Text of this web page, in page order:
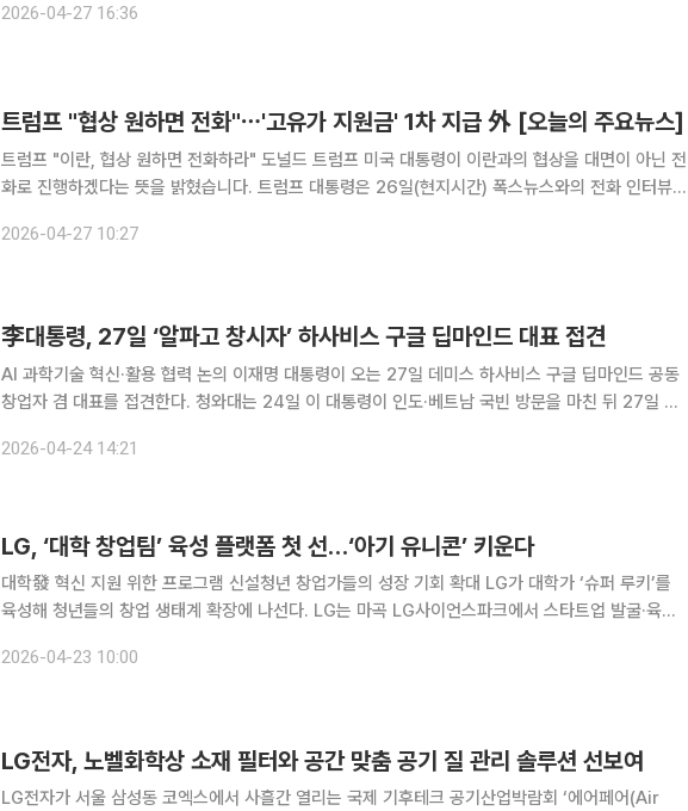
부총리 겸 과기정통부 장관은 2016년 알파고와 세계
2026-04-27 16:36
트럼프 "협상 원하면 전화"⋯'고유가 지원금' 1차 지급 外 [오늘의 주요뉴스]
트럼프 "이란, 협상 원하면 전화하라" 도널드 트럼프 미국 대통령이 이란과의 협상을 대면이 아닌 전
화로 진행하겠다는 뜻을 밝혔습니다. 트럼프 대통령은 26일(현지시간) 폭스뉴스와의 전화 인터뷰
이동시켜 파키스탄에 보내지 않겠다"고 말했습니다. 다만 "그들은
2026-04-27 10:27
李대통령, 27일 ‘알파고 창시자’ 하사비스 구글 딥마인드 대표 접견
AI 과학기술 혁신·활용 협력 논의 이재명 대통령이 오는 27일 데미스 하사비스 구글 딥마인드 공동
창업자 겸 대표를 접견한다. 청와대는 24일 이 대통령이 인도·베트남 국빈 방문을 마친 뒤 27일 오
속한 발전에 따른 과학기술 전반의 변화 흐름을 점검하고,
2026-04-24 14:21
LG, ‘대학 창업팀’ 육성 플랫폼 첫 선…‘아기 유니콘’ 키운다
대학發 혁신 지원 위한 프로그램 신설청년 창업가들의 성장 기회 확대 LG가 대학가 ‘슈퍼 루키’를
육성해 청년들의 창업 생태계 확장에 나선다. LG는 마곡 LG사이언스파크에서 스타트업 발굴·육성
로 점찍은 ABC(AI, 바이오, 클린테크)와 로봇, 우주
2026-04-23 10:00
LG전자, 노벨화학상 소재 필터와 공간 맞춤 공기 질 관리 솔루션 선보여
LG전자가 서울 삼성동 코엑스에서 사흘간 열리는 국제 기후테크 공기산업박람회 ‘에어페어(Air